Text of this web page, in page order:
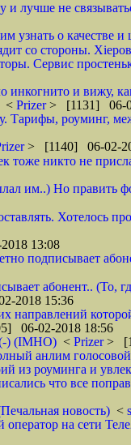
не
узнать о качестве
со стороны.
Сервис
и вижу,
< Prizer> [1131] 06-
Тарифы, роуминг,
> [1140] 06-02-
тоже никто не
им..) Но
Хотелось
13:08
подписывает
абонент..
2018 15:36
06-02-2018 18:56
) (IMHO) < Prizer>
анлим
из роуминга и
что все
новость) <
на сети